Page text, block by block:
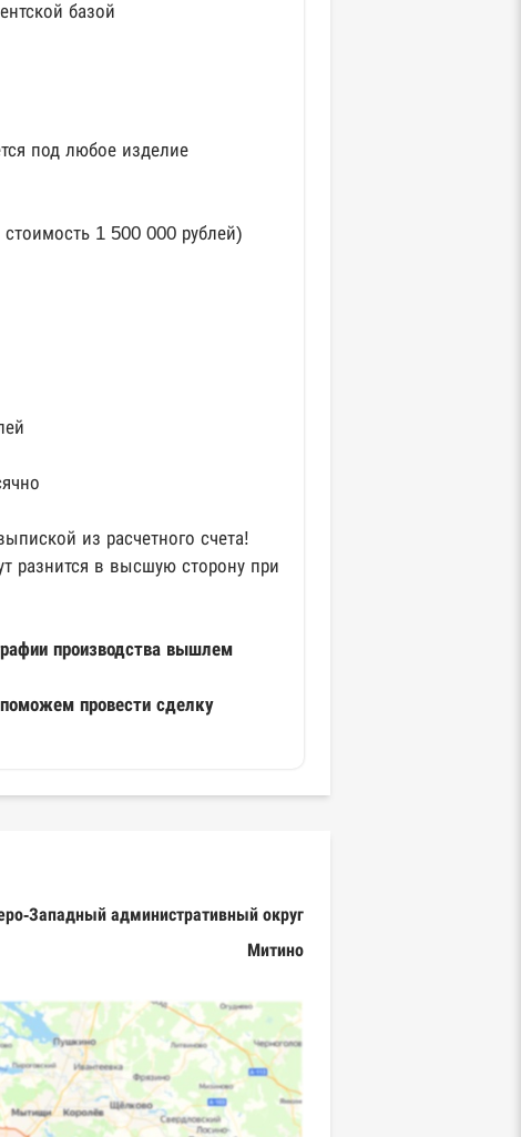
базой
под любое изделие
1 500 000 рублей)
из расчетного счета!
разнится в высшую сторону при
производства вышлем
провести сделку
Западный административный округ
Митино